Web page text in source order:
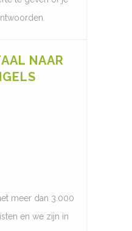
NAAR
meer dan 3.000
en we zijn in